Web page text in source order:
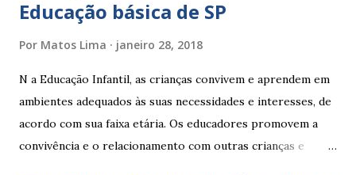
Educação básica de SP
Por Matos Lima janeiro 28, 2018
N a Educação Infantil, as crianças convivem e aprendem em
ambientes adequados às suas necessidades e interesses, de
acordo com sua faixa etária. Os educadores promovem a
convivência e o relacionamento com outras crianças e